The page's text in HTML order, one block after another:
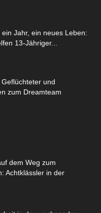
Jahr, ein neues Leben:
13-Jähriger...
und
zum Dreamteam
dem Weg zum
Achtklässler in der